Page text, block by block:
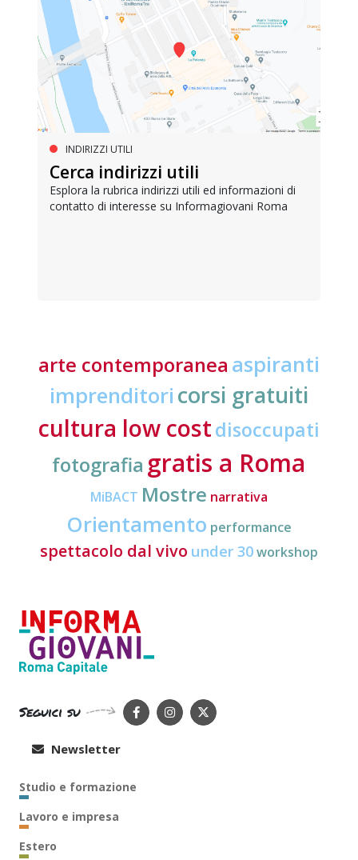
INDIRIZZI UTILI
Cerca indirizzi utili
Esplora la rubrica indirizzi utili ed informazioni di
contatto di interesse su Informagiovani Roma
arte contemporanea aspiranti
imprenditori corsi gratuiti
cultura low costdisoccupati
fotografia gratis a Roma
MiBACT Mostre narrativa
Orientamento performance
spettacolo dal vivo under 30workshop
Seguici su
Newsletter
Studio e formazione
Lavoro e impresa
Estero